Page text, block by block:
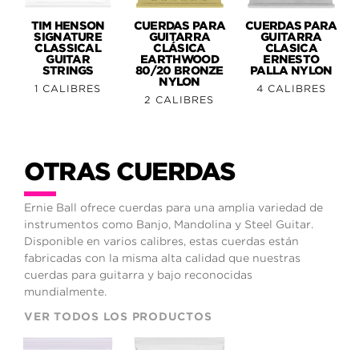
TIM HENSON
SIGNATURE
CLASSICAL
GUITAR
STRINGS
1 CALIBRES
CUERDAS PARA
GUITARRA
CLÁSICA
EARTHWOOD
80/20 BRONZE
NYLON
2 CALIBRES
CUERDAS PARA
GUITARRA
CLASICA
ERNESTO
PALLA NYLON
4 CALIBRES
OTRAS CUERDAS
Ernie Ball ofrece cuerdas para una amplia variedad de
instrumentos como Banjo, Mandolina y Steel Guitar.
Disponible en varios calibres, estas cuerdas están
fabricadas con la misma alta calidad que nuestras
cuerdas para guitarra y bajo reconocidas
mundialmente.
VER TODOS LOS PRODUCTOS